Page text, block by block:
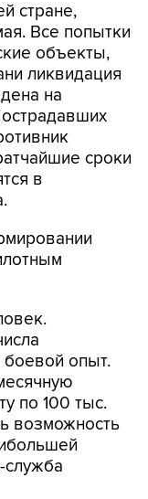
стране,
Все попытки
объекты,
ликвидация
на
сроки
в
боевой опыт.
по 100 тыс.
возможность
служба